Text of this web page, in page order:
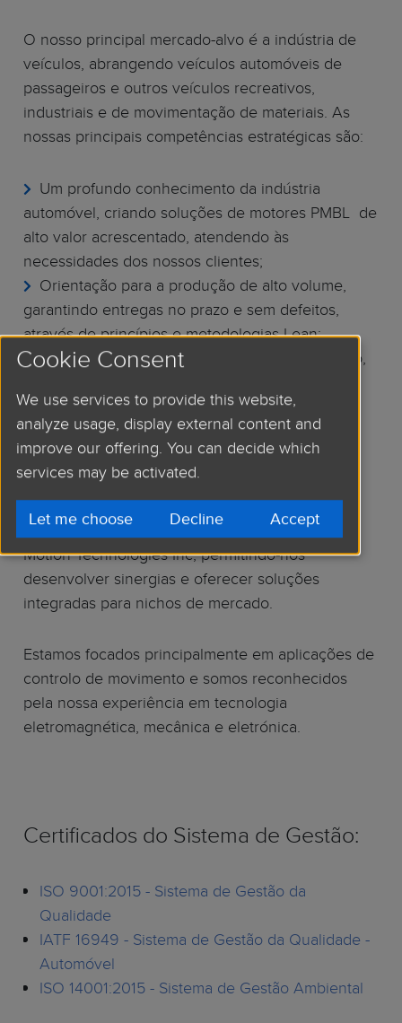
O nosso principal mercado-alvo é a indústria de
veículos, abrangendo veículos automóveis de
passageiros e outros veículos recreativos,
industriais e de movimentação de materiais. As
nossas principais competências estratégicas são:
Um profundo conhecimento da indústria
automóvel, criando soluções de motores PMBL de
alto valor acrescentado, atendendo às
necessidades dos nossos clientes;
Orientação para a produção de alto volume,
garantindo entregas no prazo e sem defeitos,
através de princípios e metodologias Lean;
Forte parceria com a cadeia de abastecimento,
última geração a preços competitivos;
Sistema de Gestão da Qualidade robusto,
suportando os nossos clientes com os mais
elevados padrões da indústria automóvel.
Em 2013, a empresa foi adquirida pela Allied
Motion Technologies Inc, permitindo-nos
desenvolver sinergias e oferecer soluções
integradas para nichos de mercado.
Estamos focados principalmente em aplicações de
controlo de movimento e somos reconhecidos
pela nossa experiência em tecnologia
eletromagnética, mecânica e eletrónica.
Certificados do Sistema de Gestão:
ISO 9001:2015 - Sistema de Gestão da
Qualidade
IATF 16949 - Sistema de Gestão da Qualidade -
Automóvel
ISO 14001:2015 - Sistema de Gestão Ambiental
Cookie Consent
We use services to provide this website,
analyze usage, display external content and
improve our offering. You can decide which
services may be activated.
Let me choose Decline Accept